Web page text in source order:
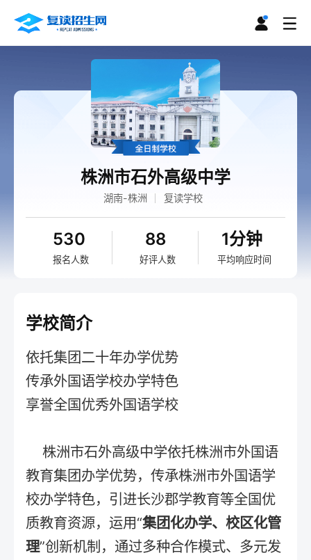
株洲市石外高级中学
湖南-株洲 复读学校
530
报名人数
88
好评人数
1分钟
平均响应时间
学校简介
依托集团二十年办学优势
传承外国语学校办学特色
享誉全国优秀外国语学校
株洲市石外高级中学依托株洲市外国语
教育集团办学优势，传承株洲市外国语学
校办学特色，引进长沙郡学教育等全国优
质教育资源，运用“集团化办学、校区化管
理”创新机制，通过多种合作模式、多元发